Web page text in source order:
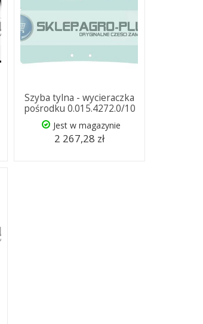
Szyba tylna - wycieraczka
pośrodku 0.015.4272.0/10
Jest w magazynie
2 267,28 zł